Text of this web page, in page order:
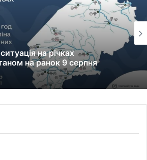
на річках
на ранок 9 серпня